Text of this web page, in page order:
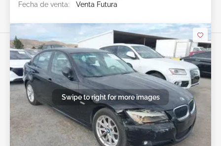
Fecha de venta:
Venta Futura
Swipe to right for more images